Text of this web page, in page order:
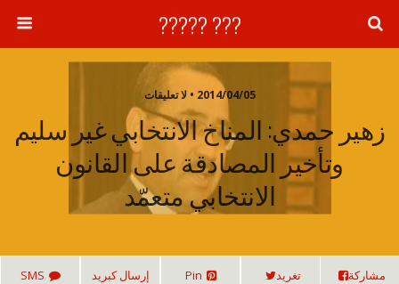
??? ?????
2014/04/05 • لا تعليقات
زهير حمدي: المناخ الانتخابي غير سليم
وتأخير المصادقة على القانون
الانتخابي متعمّد
مشاركة تغريد Pin
إرسال كبريد
SMS